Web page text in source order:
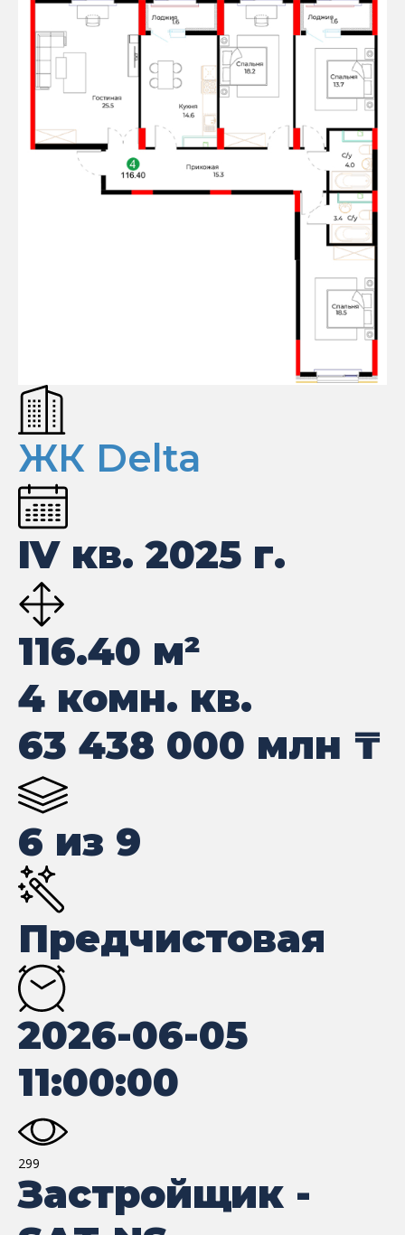
ЖК Delta
IV кв. 2025 г.
116.40 м²
4 комн. кв.
63 438 000 млн ₸
6 из 9
Предчистовая
2026-06-05
11:00:00
299
Застройщик -